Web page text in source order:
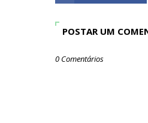
POSTAR UM
0 Comentários